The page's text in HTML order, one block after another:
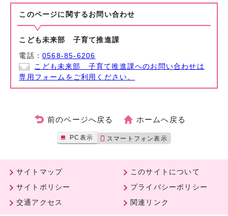
このページに関する お問い合わせ
こども未来部 子育て推進課
電話：0568-85-6206
こども未来部 子育て推進課へのお問い合わせは
専用フォームをご利用ください。
前のページへ戻る ホームへ戻る
PC表示 スマートフォン表示
サイトマップ
このサイトについて
サイトポリシー
プライバシーポリシー
交通アクセス
関連リンク